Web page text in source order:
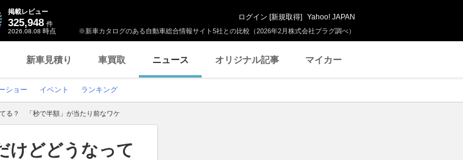
※新車カタログのある自動車総合情報サイト5社との比較（2026年2月株式会社プラグ調べ）
掲載レビュー
325,948 件
2026.08.08 時点
ログイン [新規取得] Yahoo! JAPAN
新車見積り 車買取 ニュース オリジナル記事 マイカー
ショー イベント ランキング
る？ 「秒で半額」が当たり前なワケ
けどどうなって